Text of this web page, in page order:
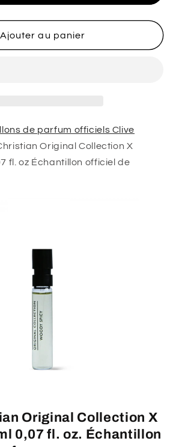
Ajouter au panier
de parfum officiels Clive
Original Collection X
fl. oz Échantillon officiel de
Original Collection X
0,07 fl. oz. Échantillon